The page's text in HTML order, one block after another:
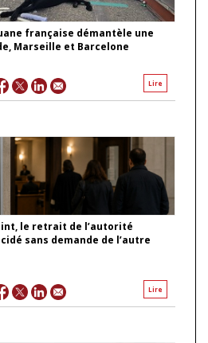
française démantèle une
Marseille et Barcelone
Lire
le retrait de l’autorité
sans demande de l’autre
Lire